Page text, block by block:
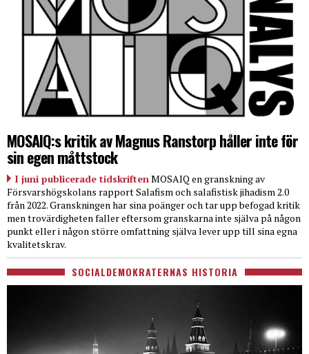
MOSAIQ:s kritik av Magnus Ranstorp håller inte för
sin egen måttstock
I juni publicerade tidskriften MOSAIQ en granskning av
Försvarshögskolans rapport Salafism och salafistisk jihadism 2.0
från 2022. Granskningen har sina poänger och tar upp befogad kritik
men trovärdigheten faller eftersom granskarna inte själva på någon
punkt eller i någon större omfattning själva lever upp till sina egna
kvalitetskrav.
SOCIALDEMOKRATERNAS HISTORIA